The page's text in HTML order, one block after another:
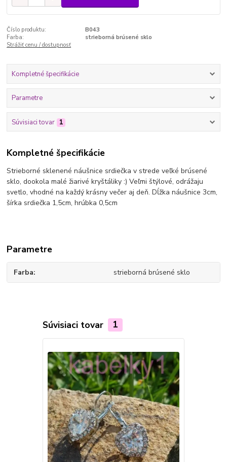
Číslo produktu:
B043
Farba:
strieborná brúsené sklo
Strážiť cenu / dostupnosť
Kompletné špecifikácie
Parametre
Súvisiaci tovar 1
Kompletné špecifikácie
Strieborné sklenené náušnice srdiečka v strede veľké brúsené
sklo, dookola malé žiarivé kryštáliky :) Veľmi štýlové, odrážaju
svetlo, vhodné na každý krásny večer aj deň. Dĺžka náušnice 3cm,
šírka srdiečka 1,5cm, hrúbka 0,5cm
Parametre
Farba strieborná brúsené sklo
Súvisiaci tovar 1